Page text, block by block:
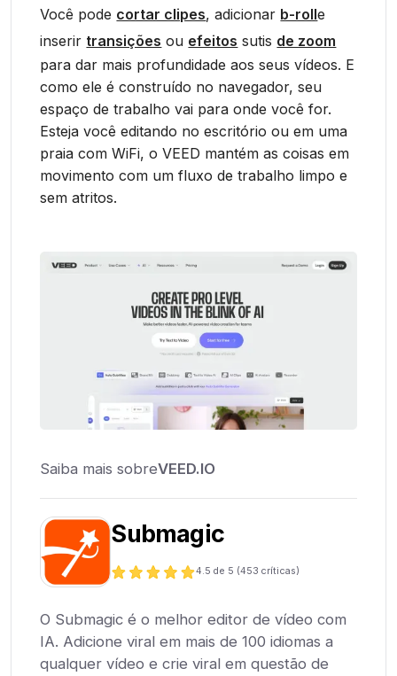
Você pode cortar clipes, adicionar b-rolle
inserir transições ou efeitos sutis de zoom
para dar mais profundidade aos seus vídeos. E
como ele é construído no navegador, seu
espaço de trabalho vai para onde você for.
Esteja você editando no escritório ou em uma
praia com WiFi, o VEED mantém as coisas em
movimento com um fluxo de trabalho limpo e
sem atritos.
Saiba mais sobreVEED.IO
Submagic
4.5 de 5 (453 críticas)
O Submagic é o melhor editor de vídeo com
IA. Adicione viral em mais de 100 idiomas a
qualquer vídeo e crie viral em questão de